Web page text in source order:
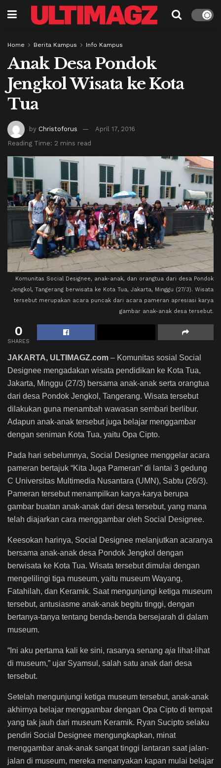
Home Berita Kampus Info Kampus
Anak Desa Pondok
Jengkol Wisata ke Kota
Tua
by Christoforus
April 17, 2016
Reading Time: 2 mins read
Komunitas Social Designee, anak-anak, dan orangtua dari desa Pondok
Jengkol, Tangerang berwisata ke Kota Tua, Jakarta, Minggu (27/3). Wisata
tersebut merupakan acara puncak dari acara pameran apresiasi karya
gambar anak-anak desa tersebut.
0
SHARES
JAKARTA, ULTIMAGZ.com – Komunitas sosial Social
Designee mengadakan wisata pendidikan ke Kota Tua,
Jakarta, Minggu (27/3) bersama anak-anak serta orangtua
dari desa Pondok Jengkol, Tangerang. Wisata tersebut
dilakukan guna menambah wawasan sembari berlibur.
Adapun anak-anak tersebut juga belajar menggambar
dengan seniman Kota Tua, yaitu Opa Cipto.
Pada hari sebelumnya, Social Designee menggelar acara
pameran bertajuk “Kita Juga Pameran” di lantai 3 gedung
C Universitas Multimedia Nusantara (UMN), Sabtu (26/3).
Pameran tersebut menampilkan karya-karya berupa
gambar buatan anak-anak dari desa tersebut, yang mana
telah diajarkan cara menggambar oleh Social Designee.
Keesokan harinya, Social Designee melanjutkan acaranya
bersama anak-anak desa Pondok Jengkol dengan
berwisata ke Kota Tua. Wisata tersebut dimulai dengan
mengelilingi tiga museum, yaitu museum Wayang,
Fatahilah, dan Keramik. Saat mengunjungi ketiga museum
tersebut, antusiasme anak-anak begitu tinggi, dengan
bertanya-tanya tentang benda-benda bersejarah di dalam
museum.
“Ini aku pertama kali ke sini, rasanya senang aja lihat-lihat
di museum,” ujar Syamsul, salah satu anak dari desa
tersebut.
Setelah mengunjungi ketiga museum tersebut, anak-anak
akhirnya belajar menggambar dengan Opa Cipto di tempat
yang tak jauh dari museum Keramik. Ryan Sucipto selaku
pendiri Social Designee mengungkapkan, minat
menggambar anak-anak sangat tinggi lantaran saat jalan-
jalan di museum, mereka menanyakan kapan mulai belajar